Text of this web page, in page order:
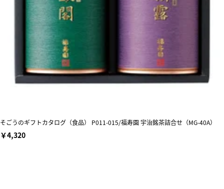
そごうのギフトカタログ（食品） P011-015/福寿園 宇治銘茶詰合せ（MG-40A）
￥4,320